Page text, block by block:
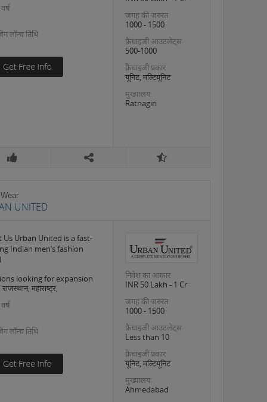
लॉन्च तिथि
जगह की जरुरत
1000 - 1500
फ़्रैंचाइजी आउटलेट्स
500-1000
फ़्रैंचाइजी प्रकार
यूनिट, मल्टियूनिट
मुख्यालय
Ratnagiri
UNITED
Us Urban United is a fast-
Indian men’s fashion
looking for expansion
महाराष्ट्र,
लॉन्च तिथि
निवेश का आकार
INR 50 Lakh - 1 Cr
जगह की जरुरत
1000 - 1500
फ़्रैंचाइजी आउटलेट्स
Less than 10
फ़्रैंचाइजी प्रकार
यूनिट, मल्टियूनिट
मुख्यालय
Ahmedabad